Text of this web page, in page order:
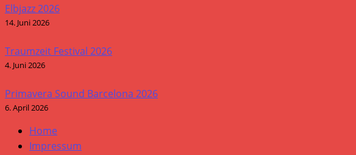
Elbjazz 2026
14. Juni 2026
Traumzeit Festival 2026
4. Juni 2026
Primavera Sound Barcelona 2026
6. April 2026
Home
Impressum